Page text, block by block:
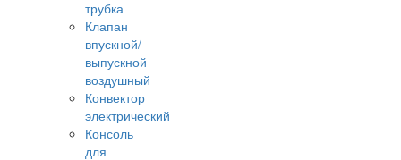
трубка
Клапан
впускной/
выпускной
воздушный
Конвектор
электрический
Консоль
для